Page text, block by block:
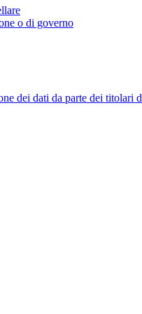
o di governo
dei dati da parte dei titolari